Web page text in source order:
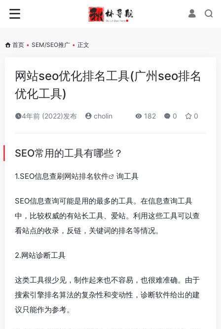
首页 • SEM/SEO推广 • 正文
网站seo优化排名工具(广州seo排名
优化工具)
4年前 (2022)发布 cholin 182 0 0
SEO常用的工具有哪些？
1.SEO信息查刷网站排名软件 询工具
SEO信息查询可能是用的最多的工具。在信息查询工具
中，比较权威的有站长工具、爱站。利用这些工具可以查
看站点的收录，反链，关键词的排名等情况。
2.网站诊断工具
这类工具很少见，制作起来也不容易，也很难准确。由于
搜索引擎排名算法的复杂性和变动性，诊断软件给出的建
议只能作为参考。